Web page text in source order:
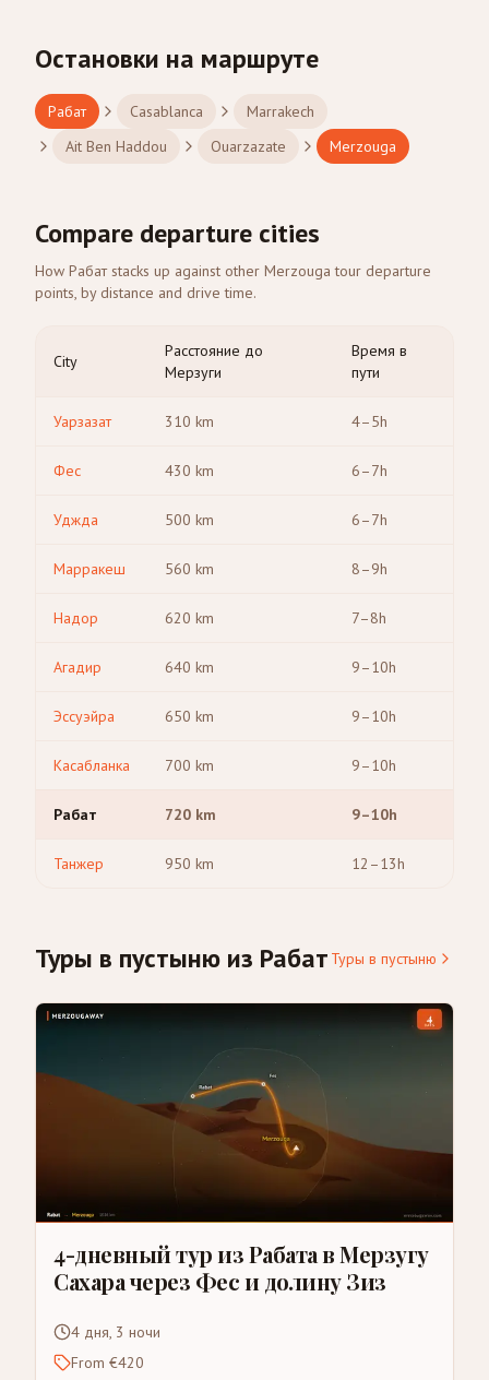
Остановки на маршруте
Рабат Casablanca
Marrakech
Ait Ben Haddou
Ouarzazate Merzouga
Compare departure cities
How Рабат stacks up against other Merzouga tour departure
points, by distance and drive time.
City
Расстояние до
Мерзуги
Время в
пути
Уарзазат 310 km 4–5h
Фес 430 km 6–7h
Уджда 500 km 6–7h
Марракеш 560 km 8–9h
Надор 620 km 7–8h
Агадир 640 km 9–10h
Эссуэйра 650 km 9–10h
Касабланка 700 km 9–10h
Рабат 720 km 9–10h
Танжер 950 km 12–13h
Туры в пустыню из Рабат Туры в пустыню
4-дневный тур из Рабата в Мерзугу
Сахара через Фес и долину Зиз
4 дня, 3 ночи
From €420